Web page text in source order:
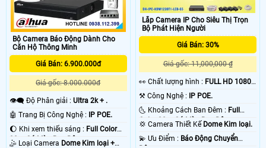
Bộ Camera Báo Động Dành Cho
Căn Hộ Thông Minh
Giá Bán: 6.900.000đ
Giá gốc: 8.000.000đ
👁️‍🗨 Độ Phân giải : Ultra 2k + .
🤖️ Trang Bị Công Nghệ : IP POE.
🌔 Khi xem thiếu sáng : Full Color
30m Có Màu Ban Ðêm.
🤹 Loại Camera Dome Kim loại +
Lắp Camera IP Cho Siêu Thị Trọn
Bộ Phát Hiện Người
Giá Bán: 30%
Giá gốc: 11,000,000 ₫
️👀 Chất lượng hình : FULL HD 1080P
.
⚒ Công Nghệ :
IP POE.
🌜 Khoảng Cách Ban Đêm : Full
Color 20m Có Màu Ban Ðêm.
💢 Camera Thiết Kế Dome Kim loại.
️💫 Ưu Điểm : Báo Động Chuyển